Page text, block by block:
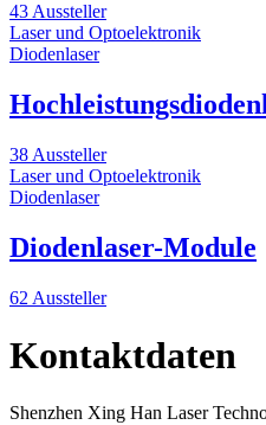
43 Aussteller
Laser und Optoelektronik
Diodenlaser
38 Aussteller
Laser und Optoelektronik
Diodenlaser
Diodenlaser-Module
62 Aussteller
Kontaktdaten
Shenzhen Xing Han Laser